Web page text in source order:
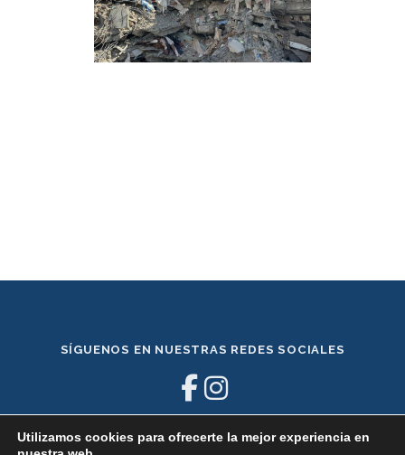
SÍGUENOS EN NUESTRAS REDES SOCIALES
Utilizamos cookies para ofrecerte la mejor experiencia en